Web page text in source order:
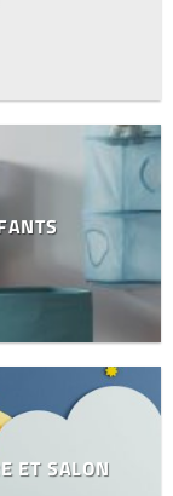
ET SALON